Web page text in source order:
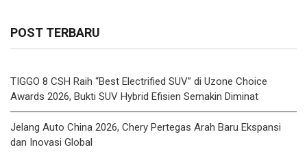
POST TERBARU
TIGGO 8 CSH Raih “Best Electrified SUV” di Uzone Choice
Awards 2026, Bukti SUV Hybrid Efisien Semakin Diminat
Jelang Auto China 2026, Chery Pertegas Arah Baru Ekspansi
dan Inovasi Global